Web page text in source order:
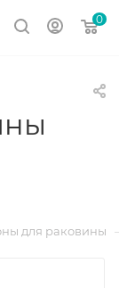
0
для раковины